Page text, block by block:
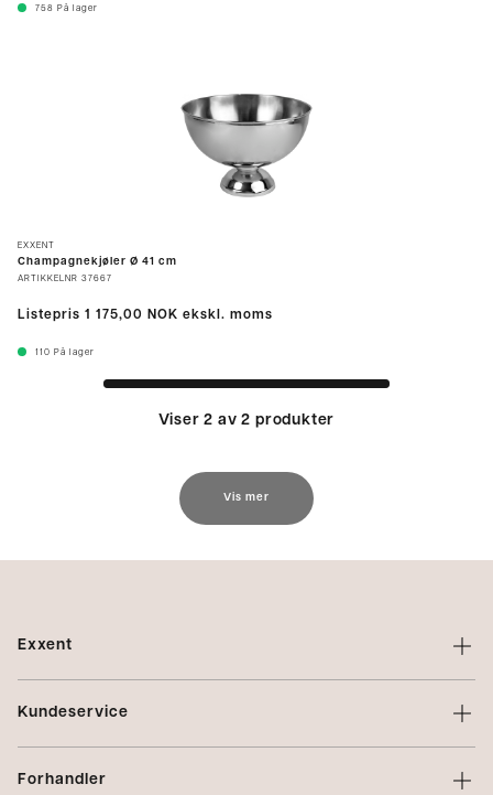
758 På lager
EXXENT
Champagnekjøler Ø 41 cm
ARTIKKELNR 37667
Listepris 1 175,00 NOK ekskl. moms
110 På lager
Viser 2 av 2 produkter
Vis mer
Exxent
Om Exxent
Profilering
Kundeservice
Kontakt oss
Forhandler